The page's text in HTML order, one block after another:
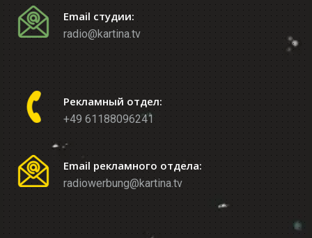
Email студии:
radio@kartina.tv
Рекламный отдел:
+49 61188096241
Email рекламного отдела:
radiowerbung@kartina.tv